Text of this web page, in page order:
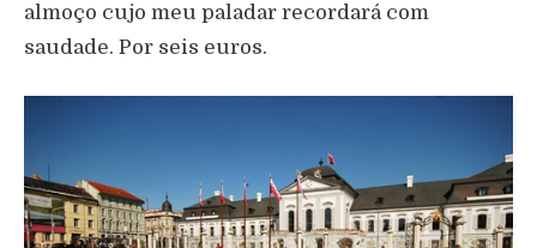
almoço cujo meu paladar recordará com
saudade. Por seis euros.